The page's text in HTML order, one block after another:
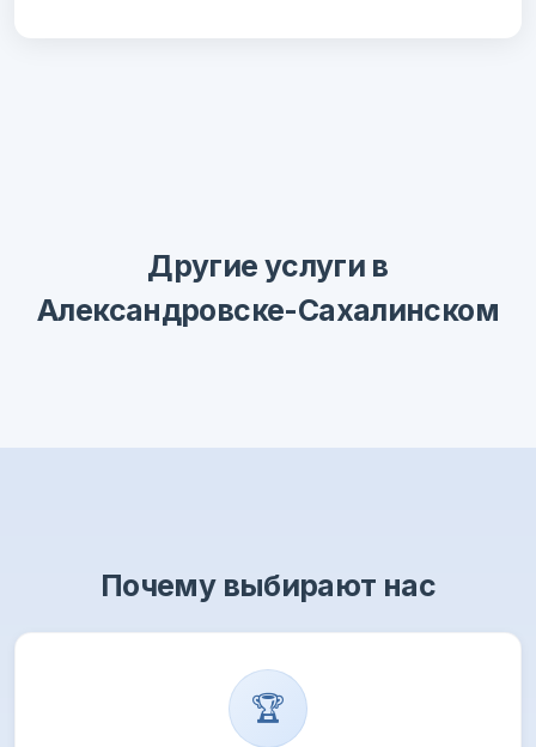
Другие услуги в
Александровске-Сахалинском
Почему выбирают нас
🏆